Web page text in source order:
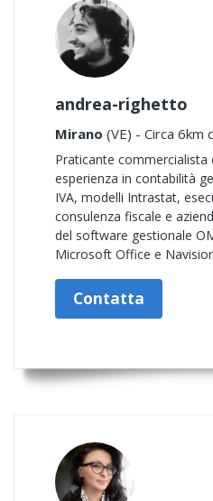
andrea-righetto
Mirano (VE) - Circa 6km
Praticante commercialista
esperienza in contabilità
IVA, modelli Intrastat,
consulenza fiscale e
del software gestionale
Microsoft Office e
Contatta